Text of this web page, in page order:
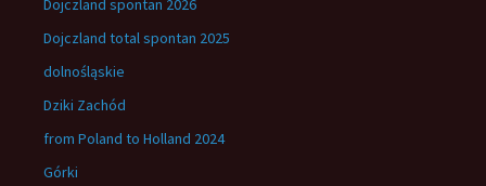
Dojczland spontan 2026
Dojczland total spontan 2025
dolnośląskie
Dziki Zachód
from Poland to Holland 2024
Górki